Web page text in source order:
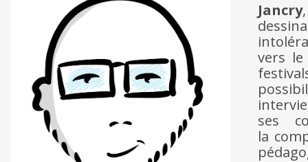
Jancry
vers le
ses
la